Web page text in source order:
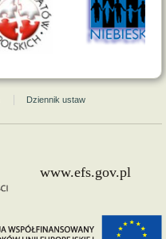
Dziennik ustaw
www.efs.gov.pl